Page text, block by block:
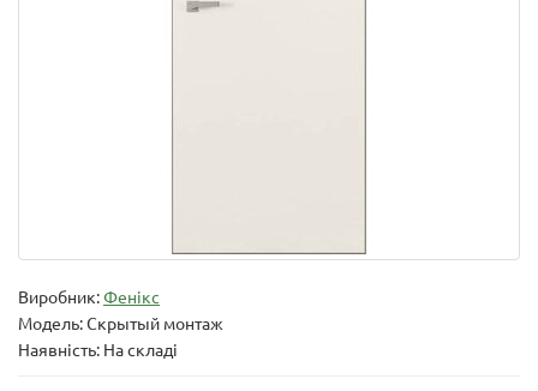
Виробник:Фенікс
Модель:Скрытый монтаж
Наявність: На складі